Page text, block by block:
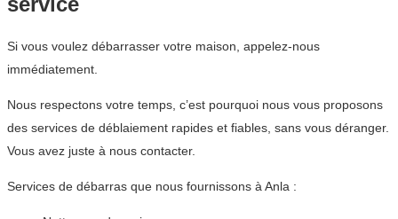
Si vous voulez débarrasser votre maison, appelez-nous
immédiatement.
Nous respectons votre temps, c’est pourquoi nous vous proposons
des services de déblaiement rapides et fiables, sans vous déranger.
Vous avez juste à nous contacter.
Services de débarras que nous fournissons à Anla :